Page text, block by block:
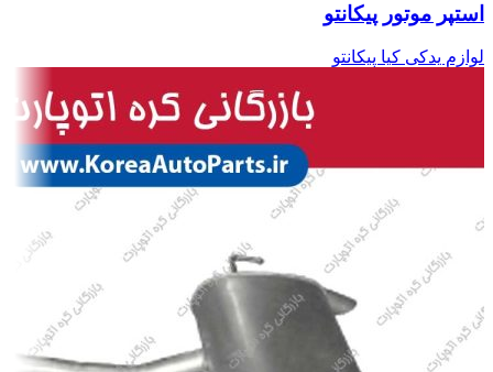
استپر موتور پیکانتو
لوازم یدکی کیا پیکانتو